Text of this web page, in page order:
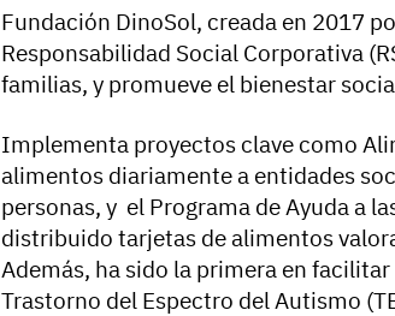
Fundación DinoSol, creada en 2017
Responsabilidad Social Corporativa
familias, y promueve el bienestar
Implementa proyectos clave como
alimentos diariamente a entidades
personas, y el Programa de Ayuda a
distribuido tarjetas de alimentos
Además, ha sido la primera en
Trastorno del Espectro del Autismo